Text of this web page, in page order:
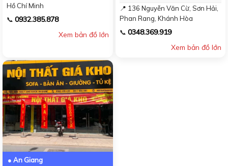
Hồ Chí Minh
📞 0932.385.878
Xem bản đồ lớn
📍 136 Nguyễn Văn Cừ, Sơn Hải,
Phan Rang, Khánh Hòa
📞 0348.369.919
Xem bản đồ lớn
● An Giang